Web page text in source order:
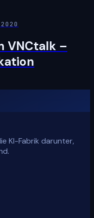
VNCtalk –
KI-Fabrik darunter,